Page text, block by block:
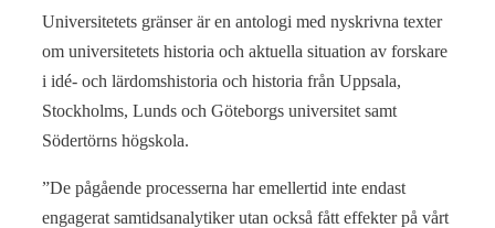
Universitetets gränser är en antologi med nyskrivna texter
om universitetets historia och aktuella situation av forskare
i idé- och lärdomshistoria och historia från Uppsala,
Stockholms, Lunds och Göteborgs universitet samt
Södertörns högskola.
”De pågående processerna har emellertid inte endast
engagerat samtidsanalytiker utan också fått effekter på vårt